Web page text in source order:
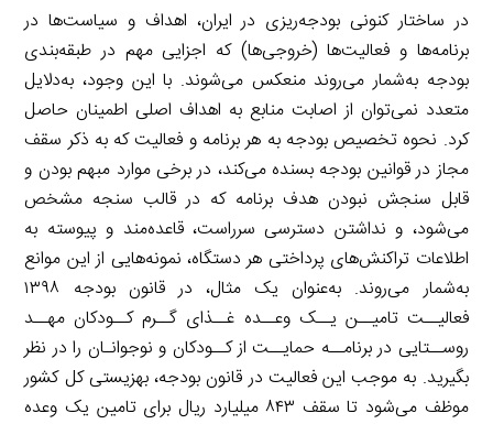
در ساختار کنونی بودجه‌ریزی در ایران، اهداف و سیاست‌ها در
برنامه‌ها و فعالیت‌ها (خروجی‌ها) که اجزایی مهم در طبقه‌بندی
بودجه به‌شمار می‌روند منعکس می‌شوند. با این وجود، به‌دلایل
متعدد نمی‌توان از اصابت منابع به اهداف اصلی اطمینان حاصل
کرد. نحوه تخصیص بودجه به هر برنامه و فعالیت که به ذکر سقف
مجاز در قوانین بودجه بسنده می‌کند، در برخی موارد مبهم بودن و
قابل سنجش نبودن هدف برنامه که در قالب سنجه مشخص
می‌شود، و نداشتن دسترسی سرراست، قاعده‌مند و پیوسته به
اطلاعات تراکنش‌های پرداختی هر دستگاه، نمونه‌هایی از این موانع
به‌شمار می‌روند. به‌عنوان یک مثال، در قانون بودجه ۱۳۹۸
فعالیــت تامیــن یــک وعــده غــذای گــرم کــودکان مهــد
روســتایی در برنامــه حمایــت از کــودکان و نوجوانـان را در نظر
بگیرید. به موجب این فعالیت در قانون بودجه، بهزیستی کل کشور
موظف می‌شود تا سقف ۸۴۳ میلیارد ریال برای تامین یک وعده